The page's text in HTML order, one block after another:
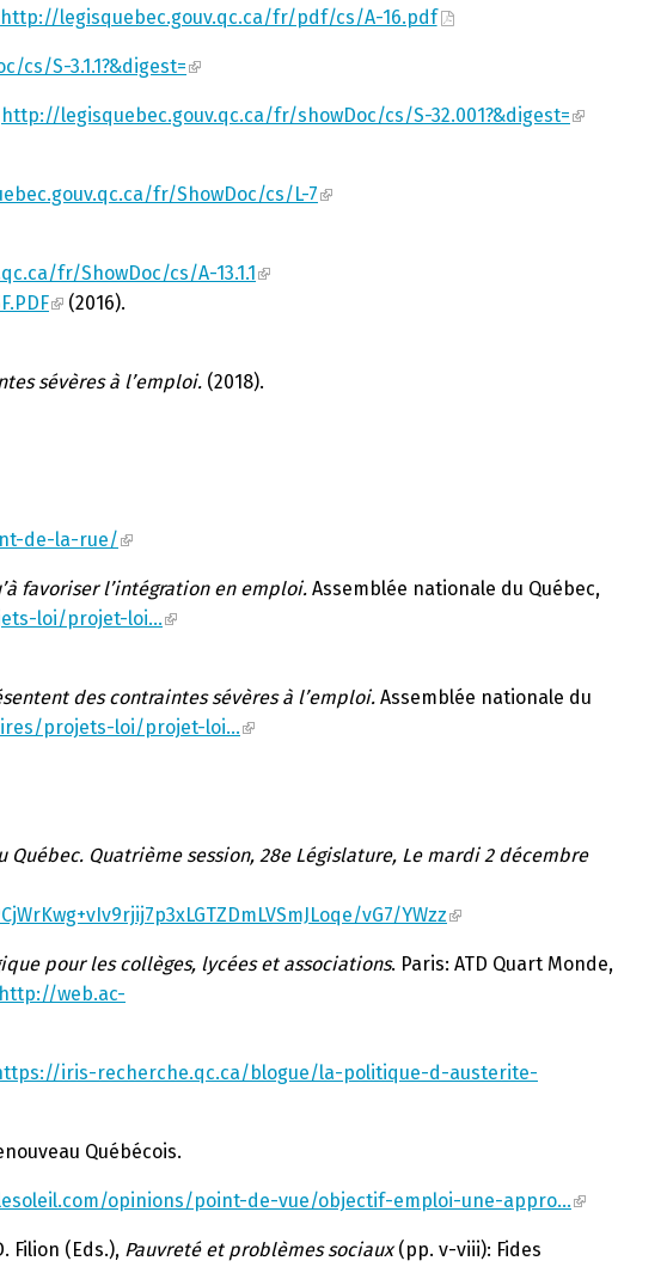
http://legisquebec.gouv.qc.ca/fr/pdf/cs/A-16.pdf
cs/S-3.1.1?&digest=
http://legisquebec.gouv.qc.ca/fr/showDoc/cs/S-32.001?&digest=
fr/ShowDoc/cs/L-7
fr/ShowDoc/cs/A-13.1.1
(2016).
sévères à l’emploi. (2018).
de-la-rue/
favoriser l’intégration en emploi. Assemblée nationale du Québec,
loi/projet-loi…
des contraintes sévères à l’emploi. Assemblée nationale du
projets-loi/projet-loi…
Québec. Quatrième session, 28e Législature, Le mardi 2 décembre
vG7/YWzz
pour les collèges, lycées et associations. Paris: ATD Quart Monde,
http://web.ac-
iris-recherche.qc.ca/blogue/la-politique-d-austerite-
Québécois.
opinions/point-de-vue/objectif-emploi-une-appro…
Filion (Eds.), Pauvreté et problèmes sociaux(pp. v-viii): Fides